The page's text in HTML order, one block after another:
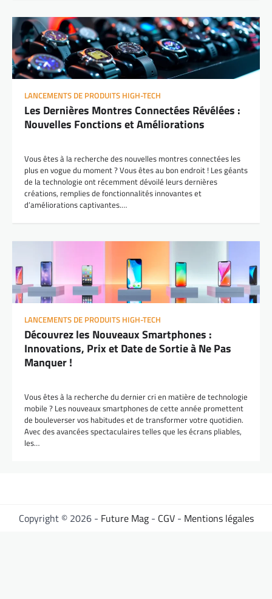
LANCEMENTS DE PRODUITS HIGH-TECH
Les Dernières Montres Connectées Révélées :
Nouvelles Fonctions et Améliorations
Vous êtes à la recherche des nouvelles montres connectées les
plus en vogue du moment ? Vous êtes au bon endroit ! Les géants
de la technologie ont récemment dévoilé leurs dernières
créations, remplies de fonctionnalités innovantes et
d’améliorations captivantes.…
LANCEMENTS DE PRODUITS HIGH-TECH
Découvrez les Nouveaux Smartphones :
Innovations, Prix et Date de Sortie à Ne Pas
Manquer !
Vous êtes à la recherche du dernier cri en matière de technologie
mobile ? Les nouveaux smartphones de cette année promettent
de bouleverser vos habitudes et de transformer votre quotidien.
Avec des avancées spectaculaires telles que les écrans pliables,
les…
Copyright © 2026 - Future Mag- CGV- Mentions légales